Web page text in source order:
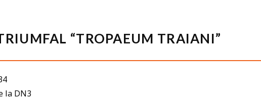
“TROPAEUM TRAIANI”
la DN3